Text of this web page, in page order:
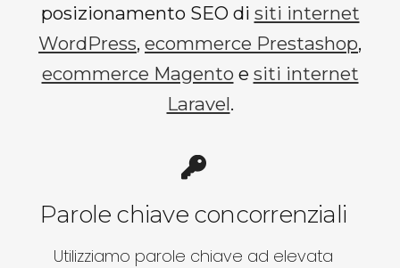
posizionamento SEO di siti internet
WordPress, ecommerce Prestashop,
ecommerce Magento e siti internet
Laravel.
Parole chiave concorrenziali
Utilizziamo parole chiave ad elevata